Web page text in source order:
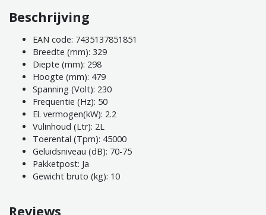
Beschrijving
EAN code: 7435137851851
Breedte (mm): 329
Diepte (mm): 298
Hoogte (mm): 479
Spanning (Volt): 230
Frequentie (Hz): 50
El. vermogen(kW): 2.2
Vulinhoud (Ltr): 2L
Toerental (Tpm): 45000
Geluidsniveau (dB): 70-75
Pakketpost: Ja
Gewicht bruto (kg): 10
Reviews